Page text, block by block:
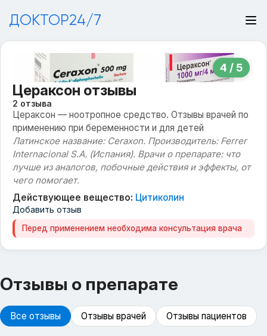
ДОКТОР24/7
4 / 5
Цераксон отзывы
2 отзыва
Цераксон — ноотропное средство. Отзывы врачей по
применению при беременности и для детей
Латинское название: Ceraxon. Производитель: Ferrer
Internacional S.A. (Испания). Врачи о препарате: что
лучше из аналогов, побочные действия и эффекты, от
чего помогает.
Действующее вещество: Цитиколин
Добавить отзыв
Перед применением необходима консультация врача
Отзывы о препарате
Все отзывы Отзывы врачей Отзывы пациентов